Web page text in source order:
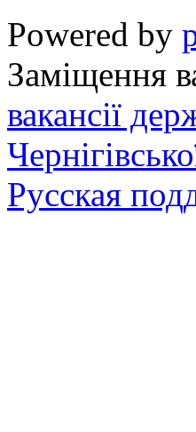
Powered by
Заміщення
вакансії
Русская